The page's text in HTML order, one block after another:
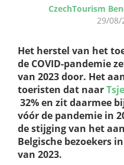
CzechTourism
29/08/
Het herstel van het
de COVID-pandemie
van 2023 door. Het
toeristen dat naar
32% en zit daarmee
vóór de pandemie in
de stijging van het
Belgische bezoekers
van 2023.